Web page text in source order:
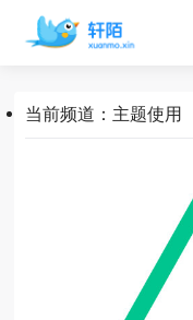
当前频道：主题使用